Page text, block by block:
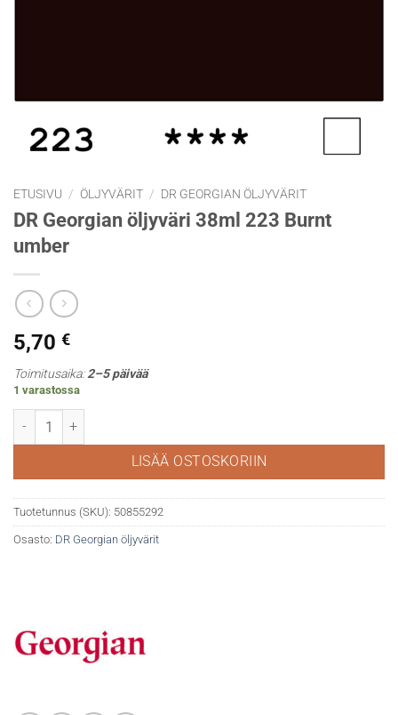
ETUSIVU / ÖLJYVÄRIT / DR GEORGIAN ÖLJYVÄRIT
DR Georgian öljyväri 38ml 223 Burnt
umber
5,70 €
Toimitusaika:2–5 päivää
1 varastossa
DR Georgian öljyväri 38ml 223 Burnt umber määrä
LISÄÄ OSTOSKORIIN
Tuotetunnus (SKU): 50855292
Osasto: DR Georgian öljyvärit